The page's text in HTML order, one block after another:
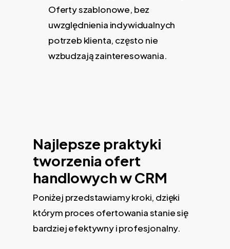
Oferty szablonowe, bez
uwzględnienia indywidualnych
potrzeb klienta, często nie
wzbudzają zainteresowania.
Najlepsze praktyki
tworzenia ofert
handlowych w CRM
Poniżej przedstawiamy kroki, dzięki
którym proces ofertowania stanie się
bardziej efektywny i profesjonalny.